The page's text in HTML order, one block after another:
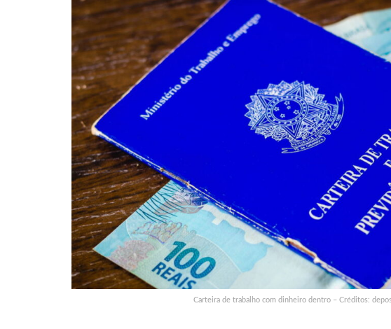
Carteira de trabalho com dinheiro dentro – Créditos: